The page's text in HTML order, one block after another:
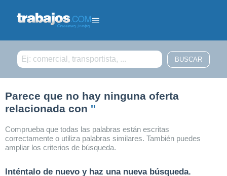
Parece que no hay ninguna oferta
relacionada con ''
Comprueba que todas las palabras están escritas
correctamente o utiliza palabras similares. También puedes
ampliar los criterios de búsqueda.
Inténtalo de nuevo y haz una nueva búsqueda.